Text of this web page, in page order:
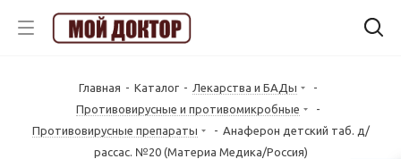
Главная - Каталог - Лекарства и БАДы
-
Противовирусные и противомикробные
-
Противовирусные препараты
- Анаферон детский таб. д/
рассас. №20 (Материа Медика/Россия)